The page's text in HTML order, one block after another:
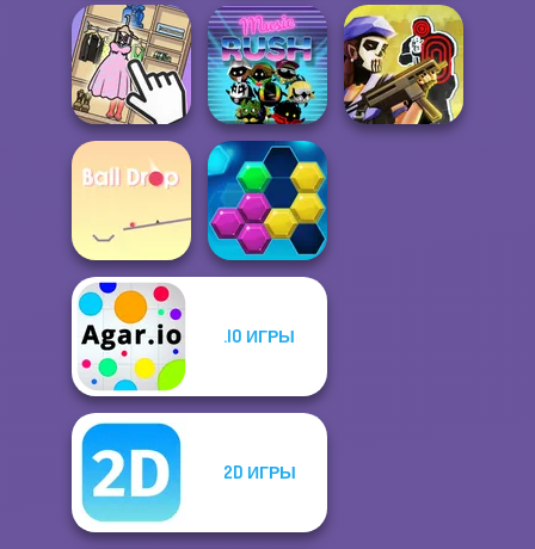
Sorcerer
Mahjong Marvels
Wipe Insight
Master
Pocket Parking
Organize It Music Rush
Ball Drop
.IO ИГРЫ
2D ИГРЫ